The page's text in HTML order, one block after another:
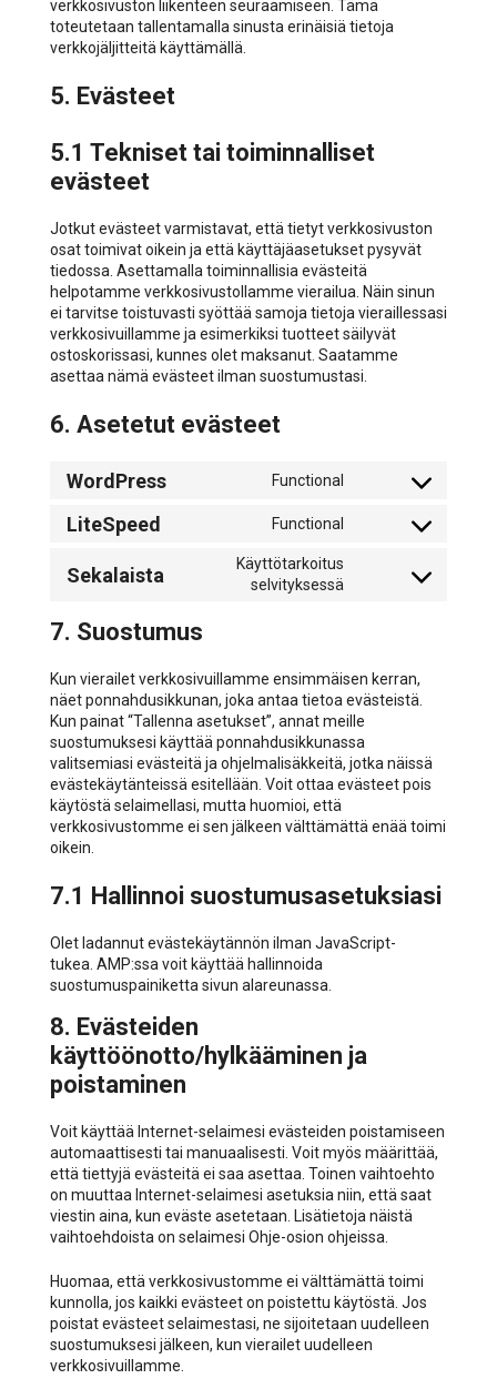
verkkosivuston liikenteen seuraamiseen. Tämä
toteutetaan tallentamalla sinusta erinäisiä tietoja
verkkojäljitteitä käyttämällä.
5. Evästeet
5.1 Tekniset tai toiminnalliset
evästeet
Jotkut evästeet varmistavat, että tietyt verkkosivuston
osat toimivat oikein ja että käyttäjäasetukset pysyvät
tiedossa. Asettamalla toiminnallisia evästeitä
helpotamme verkkosivustollamme vierailua. Näin sinun
ei tarvitse toistuvasti syöttää samoja tietoja vieraillessasi
verkkosivuillamme ja esimerkiksi tuotteet säilyvät
ostoskorissasi, kunnes olet maksanut. Saatamme
asettaa nämä evästeet ilman suostumustasi.
6. Asetetut evästeet
WordPress Functional
Consent
LiteSpeed Functional
Consent
Sekalaista
Käyttötarkoitus
selvityksessä
Consent
7. Suostumus
Kun vierailet verkkosivuillamme ensimmäisen kerran,
näet ponnahdusikkunan, joka antaa tietoa evästeistä.
Kun painat “Tallenna asetukset”, annat meille
suostumuksesi käyttää ponnahdusikkunassa
valitsemiasi evästeitä ja ohjelmalisäkkeitä, jotka näissä
evästekäytänteissä esitellään. Voit ottaa evästeet pois
käytöstä selaimellasi, mutta huomioi, että
verkkosivustomme ei sen jälkeen välttämättä enää toimi
oikein.
7.1 Hallinnoi suostumusasetuksiasi
Olet ladannut evästekäytännön ilman JavaScript-
tukea. AMP:ssa voit käyttää hallinnoida
suostumuspainiketta sivun alareunassa.
8. Evästeiden
käyttöönotto/hylkääminen ja
poistaminen
Voit käyttää Internet-selaimesi evästeiden poistamiseen
automaattisesti tai manuaalisesti. Voit myös määrittää,
että tiettyjä evästeitä ei saa asettaa. Toinen vaihtoehto
on muuttaa Internet-selaimesi asetuksia niin, että saat
viestin aina, kun eväste asetetaan. Lisätietoja näistä
vaihtoehdoista on selaimesi Ohje-osion ohjeissa.
Huomaa, että verkkosivustomme ei välttämättä toimi
kunnolla, jos kaikki evästeet on poistettu käytöstä. Jos
poistat evästeet selaimestasi, ne sijoitetaan uudelleen
suostumuksesi jälkeen, kun vierailet uudelleen
verkkosivuillamme.